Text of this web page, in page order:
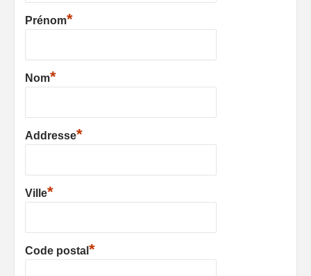
Prénom*
Nom*
Addresse*
Ville*
Code postal *